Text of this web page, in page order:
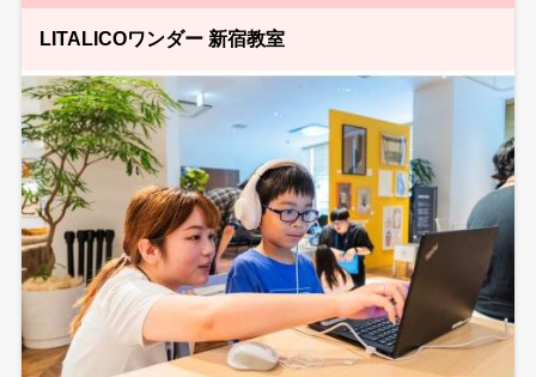
LITALICOワンダー 新宿教室